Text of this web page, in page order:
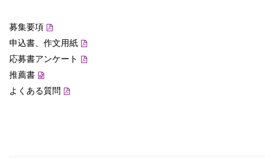
募集要項
申込書、作文用紙
応募書アンケート
推薦書
よくある質問